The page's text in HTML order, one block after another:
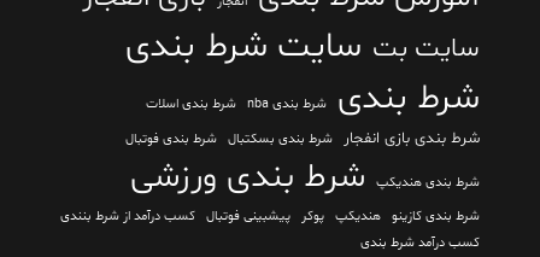
سایت بت سایت شرط بندی
شرط بندی
شرط بندی nba شرط بندی اسلات
شرط بندی بازی انفجار شرط بندی بسکتبال شرط بندی فوتبال
شرط بندی هندیکپ شرط بندی ورزشی
شرط بندی کازینو هندیکپ پوکر پیشبینی فوتبال کسب درآمد از شرط بنندی
کسب درآمد شرط بندی